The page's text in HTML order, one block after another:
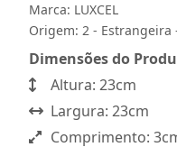
Marca: LUXCEL
Origem: 2 -
Dimensões do
Altura: 23cm
Largura: 23cm
Comprimento: